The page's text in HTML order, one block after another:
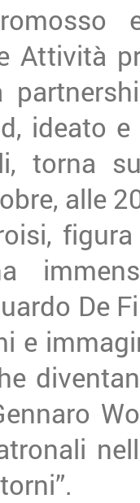
Attività
ideato
torna
alle
De
e